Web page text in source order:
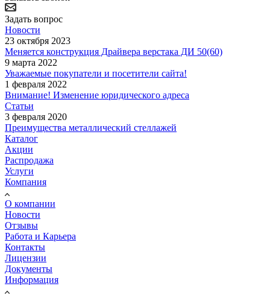
Задать вопрос
Новости
23 октября 2023
Меняется конструкция Драйвера верстака ДИ 50(60)
9 марта 2022
Уважаемые покупатели и посетители сайта!
1 февраля 2022
Внимание! Изменение юридического адреса
Статьи
3 февраля 2020
Преимущества металлический стеллажей
Каталог
Акции
Распродажа
Услуги
Компания
О компании
Новости
Отзывы
Работа и Карьера
Контакты
Лицензии
Документы
Информация